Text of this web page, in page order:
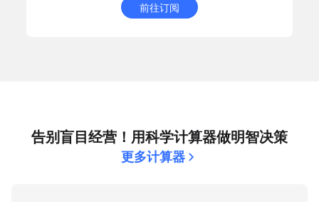
前往订阅
告别盲目经营！用科学计算器做明智决策
更多计算器